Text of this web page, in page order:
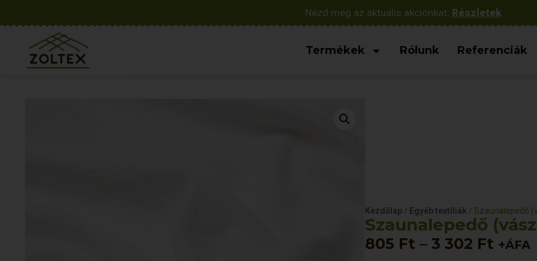
Nézd meg az aktuális akciónkat: Részletek
Termékek Rólunk Referenciák
Kezdőlap / Egyéb textíliák / Szaunalepedő
Szaunalepedő
805 Ft – 3 302 Ft +ÁFA